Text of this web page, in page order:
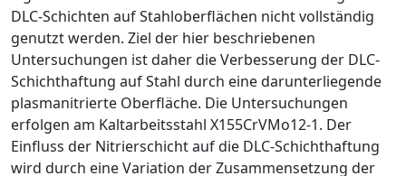
DLC-Schichten auf Stahloberflächen nicht vollständig
genutzt werden. Ziel der hier beschriebenen
Untersuchungen ist daher die Verbesserung der DLC-
Schichthaftung auf Stahl durch eine darunterliegende
plasmanitrierte Oberfläche. Die Untersuchungen
erfolgen am Kaltarbeitsstahl X155CrVMo12-1. Der
Einfluss der Nitrierschicht auf die DLC-Schichthaftung
wird durch eine Variation der Zusammen­setzung der